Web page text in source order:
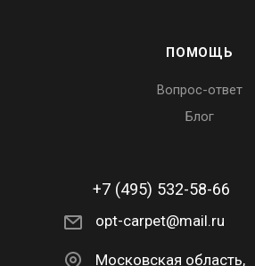
ПОМОЩЬ
Вопрос-ответ
Блог
+7 (495) 532-58-66
opt-carpet@mail.ru
Московская область,